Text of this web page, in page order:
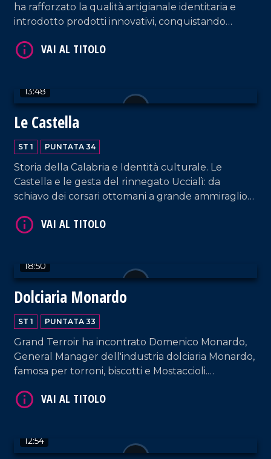
ha rafforzato la qualità artigianale identitaria e
introdotto prodotti innovativi, conquistando
produttivo, dalle carni fresche alla stagionatura e
13:48
Le Castella
ST 1 PUNTATA 34
Storia della Calabria e Identità culturale. Le
Castella e le gesta del rinnegato Uccialì: da
schiavo dei corsari ottomani a grande ammiraglio
18:50
Dolciaria Monardo
ST 1 PUNTATA 33
Grand Terroir ha incontrato Domenico Monardo,
General Manager dell'industria dolciaria Monardo,
famosa per torroni, biscotti e Mostaccioli.
cioccolato, espandendosi in UE e ExtraUE facendo
12:54
VAI AL TITOLO